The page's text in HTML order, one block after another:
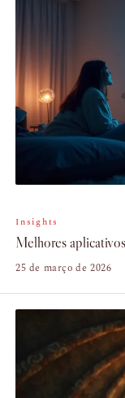
Insights
Melhores
25 de março de 2026